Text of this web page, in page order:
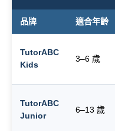
品牌 適合年齡
TutorABC
Kids
3–6 歲
TutorABC
Junior
6–13 歲